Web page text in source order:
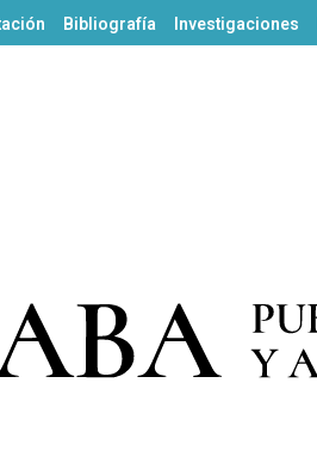
Bibliografía Investigaciones